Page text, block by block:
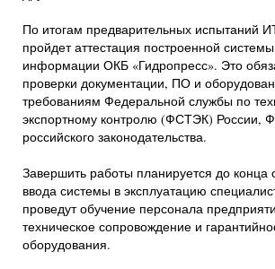
По итогам предварительных испытаний
пройдет аттестация построенной
информации ОКБ «Гидропресс». Это
проверки документации, ПО и
требованиям Федеральной службы по
экспортному контролю (ФСТЭК) России,
российского законодательства.
Завершить работы планируется до конца
ввода системы в эксплуатацию
проведут обучение персонала
техническое сопровождение и
оборудования.